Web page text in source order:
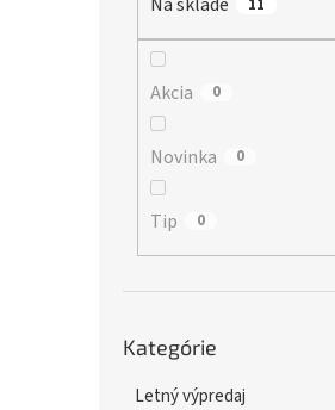
11
Akcia 0
Novinka 0
Tip 0
kategórie
Kategórie
Letný výpredaj